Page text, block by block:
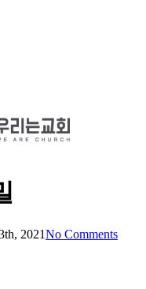
2021No Comments